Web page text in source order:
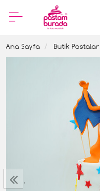
Ana Sayfa Butik Pastalar
‹